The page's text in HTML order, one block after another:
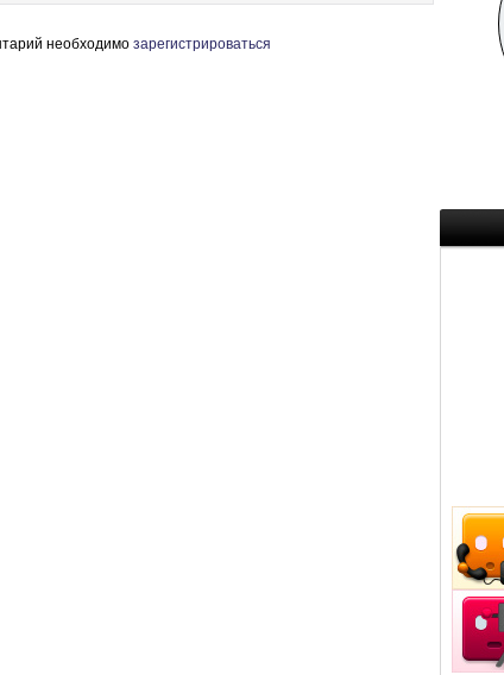
необходимо зарегистрироваться